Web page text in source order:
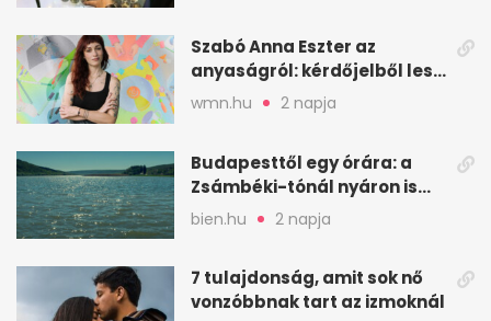
Szabó Anna Eszter az
anyaságról: kérdőjelből lesz
valaha felkiáltójel?
wmn.hu 2 napja
Budapesttől egy órára: a
Zsámbéki-tónál nyáron is
van hely
bien.hu 2 napja
7 tulajdonság, amit sok nő
vonzóbbnak tart az izmoknál